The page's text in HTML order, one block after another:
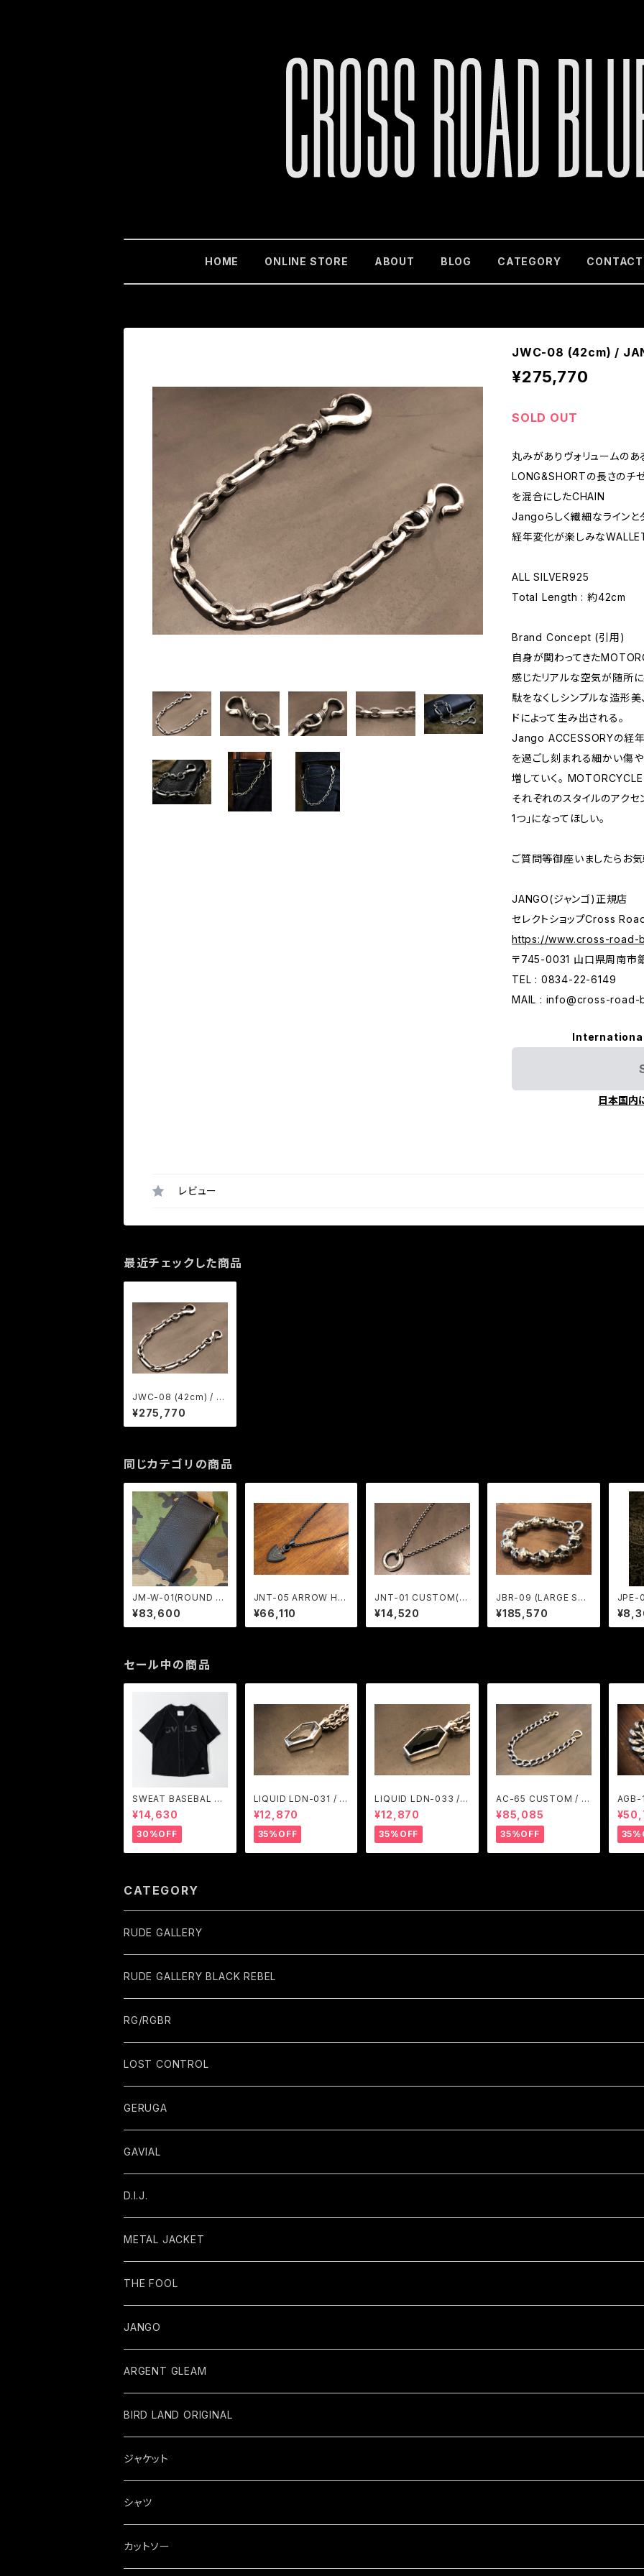
HOME ONLINE STORE ABOUT BLOG CATEGORY CONTACT
JWC-08 (42cm) /
¥275,770
SOLD OUT
丸みがありヴォリュームのあ
LONG&SHORTの長さのチ
を混合にしたCHAIN
Jangoらしく繊細なラインと
経年変化が楽しみな
ALL SILVER925
Total Length : 約42cm
Brand Concept (引用)
自身が関わってきた
感じたリアルな空気が随所に
駄をなくしシンプルな造形美
ドによって生み出される。
Jango ACCESSORYの経
を過ごし刻まれる細かい傷
増していく。
それぞれのスタイルのアクセ
1つ」になってほしい。
ご質問等御座いましたらお気
JANGO(ジャンゴ)正規店
セレクトショップCross
https://www.cross-road-
〒745-0031 山口県周南市
TEL : 0834-22-6149
MAIL : info@cross-road-
日本国内
レビュー
最近チェックした商品
JWC-08 (42cm) / J
ANGO
¥275,770
同じカテゴリの商品
JM-W-01(ROUND ZI
P WALLET) / JANGO
¥83,600
JNT-05 ARROW HE
AD & JAC-45-50 (5
0cm) ALL BLACK CU
STOM / JANGO
¥66,110
JNT-01 CUSTOM(RI
NG部のみ・両面刻印) /
JANGO
¥14,520
JBR-09 (LARGE SKU
LL LINK BRACELET)
/ JANGO
¥185,570
JPE-
NGO
セール中の商品
SWEAT BASEBAL S
HIRTS (BLACK) / GA
VIAL
¥14,630
30%OFF
LIQUID LDN-031 / A
RGENT GLEAM
¥12,870
35%OFF
LIQUID LDN-033 / A
RGENT GLEAM
¥12,870
35%OFF
AC-65 CUSTOM / A
RGENT GLEAM
¥85,085
35%OFF
AGB-
CATEGORY
RUDE GALLERY
RUDE GALLERY BLACK REBEL
RG/RGBR
LOST CONTROL
GERUGA
GAVIAL
D.I.J.
METAL JACKET
THE FOOL
JANGO
ARGENT GLEAM
BIRD LAND ORIGINAL
ジャケット
シャツ
カットソー